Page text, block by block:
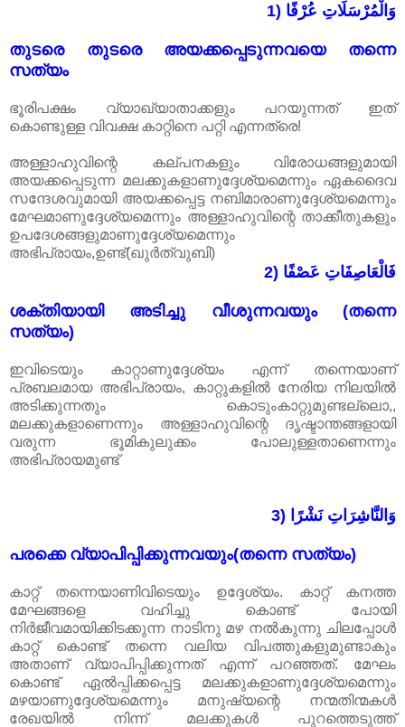
1) وَالْمُرْسَلَاتِ عُرْفًا
തുടരെ തുടരെ അയക്കപ്പെടുന്നവയെ തന്നെ
സത്യം
ഭൂരിപക്ഷം വ്യാഖ്യാതാക്കളും പറയുന്നത് ഇത്
കൊണ്ടുള്ള വിവക്ഷ കാറ്റിനെ പറ്റി എന്നത്രെ!
അള്ളാഹുവിന്റെ കല്പനകളും വിരോധങ്ങളുമായി
അയക്കപ്പെടുന്ന മലക്കുകളാണുദ്ദേശ്യമെന്നും ഏകദൈവ
സന്ദേശവുമായി അയക്കപ്പെട്ട നബിമാരാണുദ്ദേശ്യമെന്നും
മേഘമാണുദ്ദേശ്യമെന്നും അള്ളാഹുവിന്റെ താക്കീതുകളും
ഉപദേശങ്ങളുമാണുദ്ദേശ്യമെന്നും
അഭിപ്രായം,ഉണ്ട്(ഖുർത്വുബി)
2) فَالْعَاصِفَاتِ عَصْفًا
ശക്തിയായി അടിച്ചു വീശുന്നവയും (തന്നെ
സത്യം)
ഇവിടെയും കാറ്റാണുദ്ദേശ്യം എന്ന് തന്നെയാണ്
പ്രബലമായ അഭിപ്രായം, കാറ്റുകളിൽ നേരിയ നിലയിൽ
അടിക്കുന്നതും കൊടുംകാറ്റുമുണ്ടല്ലൊ,,
മലക്കുകളാണെന്നും അള്ളാഹുവിന്റെ ദൃ‌ഷ്ടാന്തങ്ങളായി
വരുന്ന ഭൂമികുലുക്കം പോലുള്ളതാണെന്നും
അഭിപ്രായമുണ്ട്
3) وَالنَّاشِرَاتِ نَشْرًا
പരക്കെ വ്യാപിപ്പിക്കുന്നവയും(തന്നെ സത്യം)
കാറ്റ് തന്നെയാണിവിടെയും ഉദ്ദേശ്യം. കാറ്റ് കനത്ത
മേഘങ്ങളെ വഹിച്ചു കൊണ്ട് പോയി
നിർജീവമായിക്കിടക്കുന്ന നാടിനു മഴ നൽകുന്നു ചിലപ്പോൾ
കാറ്റ് കൊണ്ട് തന്നെ വലിയ വിപത്തുകളുമുണ്ടാകും
അതാണ് വ്യാപിപ്പിക്കുന്നത് എന്ന് പറഞ്ഞത്. മേഘം
കൊണ്ട് ഏൽ‌പ്പിക്കപ്പെട്ട മലക്കുകളാണുദ്ദേശ്യമെന്നും
മഴയാണുദ്ദേശ്യമെന്നും മനുഷ്യന്റെ നന്മതിന്മകൾ
രേഖയിൽ നിന്ന് മലക്കുകൾ പുറത്തെടുത്ത്